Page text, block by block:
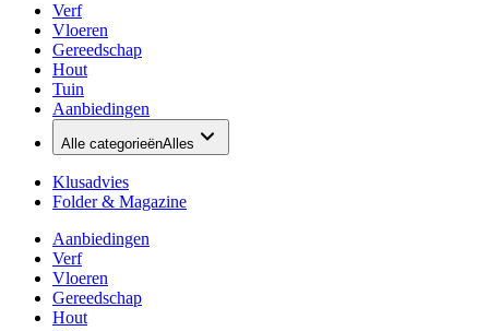
Verf
Vloeren
Gereedschap
Hout
Tuin
Aanbiedingen
Alle categorieënAlles
Klusadvies
Folder & Magazine
Aanbiedingen
Verf
Vloeren
Gereedschap
Hout